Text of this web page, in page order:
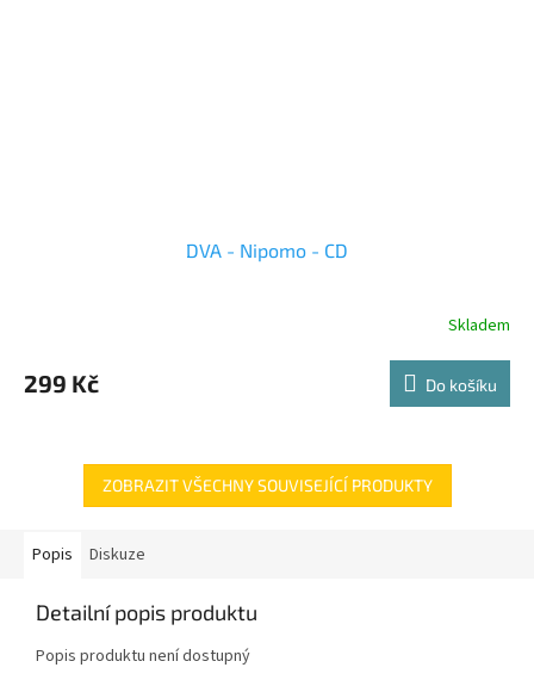
DVA - Nipomo - CD
Skladem
299 Kč Do košíku
ZOBRAZIT VŠECHNY SOUVISEJÍCÍ PRODUKTY
Popis Diskuze
Detailní popis produktu
Popis produktu není dostupný